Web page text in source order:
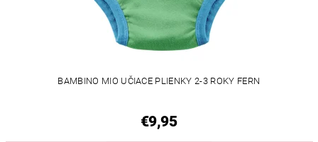
BAMBINO MIO UČIACE PLIENKY 2-3 ROKY FERN
€9,95